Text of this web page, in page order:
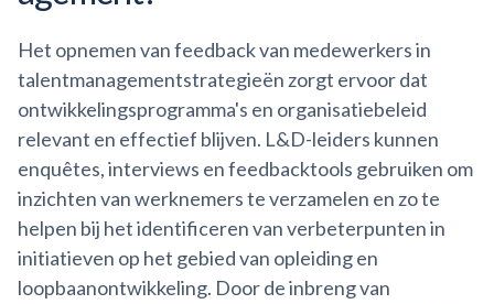
Het opnemen van feedback van medewerkers in
talentmanagementstrategieën zorgt ervoor dat
ontwikkelingsprogramma's en organisatiebeleid
relevant en effectief blijven. L&D-leiders kunnen
enquêtes, interviews en feedbacktools gebruiken om
inzichten van werknemers te verzamelen en zo te
helpen bij het identificeren van verbeterpunten in
initiatieven op het gebied van opleiding en
loopbaanontwikkeling. Door de inbreng van